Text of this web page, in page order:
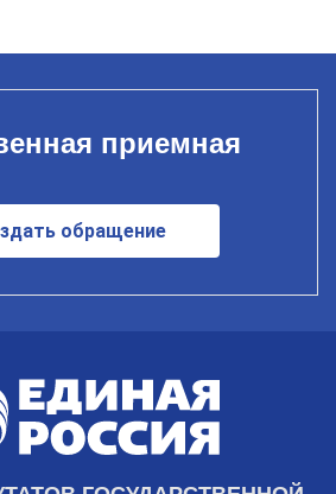
приемная
обращение